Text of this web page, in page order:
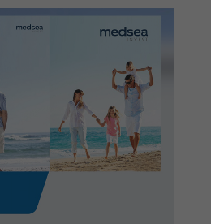
view larger